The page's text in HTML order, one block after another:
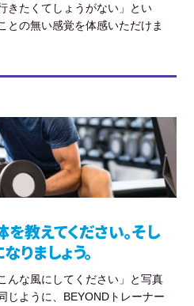
きたくてしょうがない」とい
との無い感覚を体感いただけま
教えてください。そし
りましょう。
んな風にしてください」と写真
じように、BEYONDトレーナー